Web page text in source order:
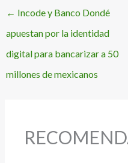
← Incode y Banco Dondé
apuestan por la identidad
digital para bancarizar a 50
millones de mexicanos